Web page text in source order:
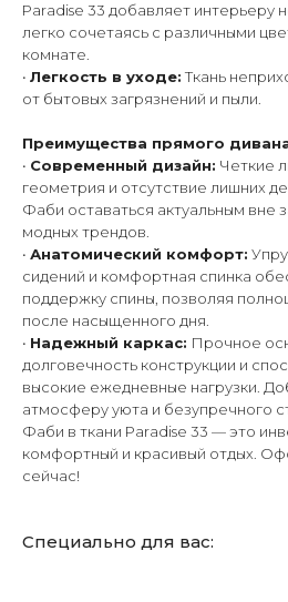
Paradise 33 добавляет интерьеру
легко сочетаясь с различными
комнате.
• Легкость в уходе: Ткань
от бытовых загрязнений и пыли.
Преимущества прямого
• Современный дизайн: Четкие
геометрия и отсутствие лишних
Фаби оставаться актуальным вне
модных трендов.
• Анатомический комфорт:
сидений и комфортная спинка
поддержку спины, позволяя
после насыщенного дня.
• Надежный каркас: Прочное
долговечность конструкции и
высокие ежедневные нагрузки.
атмосферу уюта и безупречного
Фаби в ткани Paradise 33 — это
комфортный и красивый отдых.
сейчас!
Специально для вас: